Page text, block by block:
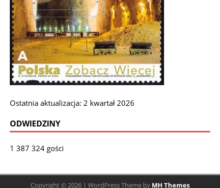
Ostatnia aktualizacja: 2 kwartał 2026
ODWIEDZINY
1 387 324 gości
Copyright © 2026 | WordPress Theme by MH Themes